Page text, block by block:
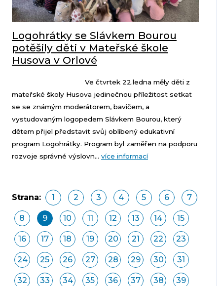
Logohrátky se Slávkem Bourou
potěšily děti v Mateřské škole
Husova v Orlové
Ve čtvrtek 22.ledna měly děti z
mateřské školy Husova jedinečnou příležitost setkat
se se známým moderátorem, bavičem, a
vystudovaným logopedem Slávkem Bourou, který
dětem přijel představit svůj oblíbený edukativní
program Logohrátky. Program byl zaměřen na podporu
rozvoje správné výslovn... více informací
Strana: 1 2 3 4 5 6 7
8 9 10 11 12 13 14 15
16 17 18 19 20 21 22 23
24 25 26 27 28 29 30 31
32 33 34 35 36 37 38 39